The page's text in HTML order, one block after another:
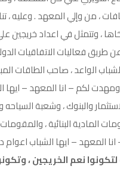
، من وإلي المعهد .
، وتتمثل في اعداد
فعاليات الاتفاقيات
الواعد ، صاحب الطاقات
لكم – انا المعهد –
والبنوك ، وشعبة السياحه
المادية البنائية ،
المعهد – ايها الشباب اعوام
نعم الخريجين ،